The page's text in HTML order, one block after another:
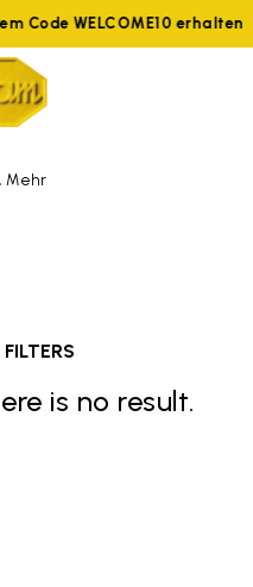
Code WELCOME10 erhalten
Mehr
is no result.